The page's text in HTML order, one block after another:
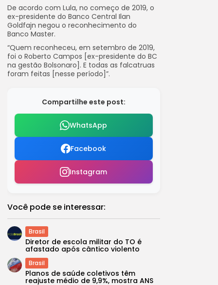
De acordo com Lula, no começo de 2019, o
ex-presidente do Banco Central Ilan
Goldfajn negou o reconhecimento do
Banco Master.
“Quem reconheceu, em setembro de 2019,
foi o Roberto Campos [ex-presidente do BC
na gestão Bolsonaro]. E todas as falcatruas
foram feitas [nesse período]”.
Compartilhe este post:
WhatsApp
Facebook
Instagram
Você pode se interessar:
Brasil
Diretor de escola militar do TO é
afastado após cântico violento
Brasil
Planos de saúde coletivos têm
reajuste médio de 9,9%, mostra ANS